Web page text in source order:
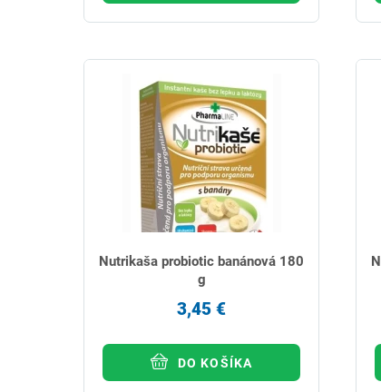
Nutrikaša probiotic banánová 180
g
3,45 €
DO KOŠÍKA